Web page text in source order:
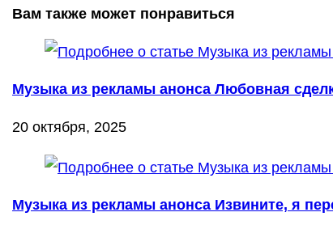
Вам также может понравиться
Музыка из рекламы анонса Любовная
20 октября, 2025
Музыка из рекламы анонса Извините, я